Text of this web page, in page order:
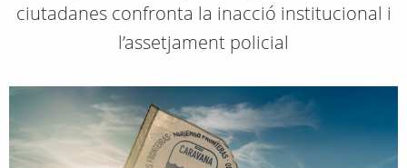
ciutadanes confronta la inacció institucional i
l’assetjament policial